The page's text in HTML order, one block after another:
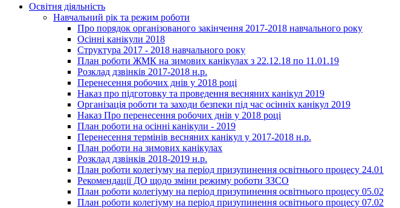
Освітня діяльність
Навчальний рік та режим роботи
Про порядок організованого закінчення 2017-2018 навчального року
Осінні канікули 2018
Структура 2017 - 2018 навчального року
План роботи ЖМК на зимових канікулах з 22.12.18 по 11.01.19
Розклад дзвінків 2017-2018 н.р.
Перенесення робочих днів у 2018 році
Наказ про підготовку та проведення весняних канікул 2019
Організація роботи та заходи безпеки під час осінніх канікул 2019
Наказ Про перенесення робочих днів у 2018 році
План роботи на осінні канікули - 2019
Перенесення термінів весняних канікул у 2017-2018 н.р.
План роботи на зимових канікулах
Розклад дзвінків 2018-2019 н.р.
План роботи колегіуму на період призупинення освітнього процесу 24.01
Рекомендації ДО щодо зміни режиму роботи ЗЗСО
План роботи колегіуму на період призупинення освітнього процесу 05.02
План роботи колегіуму на період призупинення освітнього процесу 07.02